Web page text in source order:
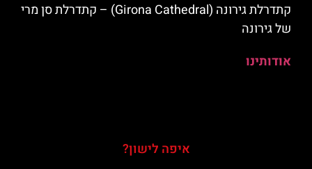
קתדרלת גירונה (Girona Cathedral) – קתדרלת סן מרי
של גירונה
אודותינו
איפה לישון?